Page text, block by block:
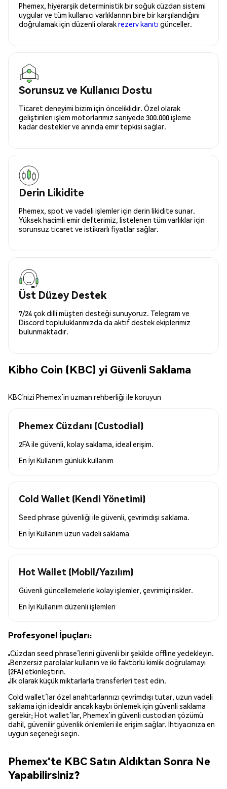
Phemex, hiyerarşik deterministik bir soğuk cüzdan sistemi
uygular ve tüm kullanıcı varlıklarının bire bir karşılandığını
doğrulamak için düzenli olarakrezerv kanıtı günceller.
Sorunsuz ve Kullanıcı Dostu
Ticaret deneyimi bizim için önceliklidir. Özel olarak
geliştirilen işlem motorlarımız saniyede 300.000 işleme
kadar destekler ve anında emir tepkisi sağlar.
Derin Likidite
Phemex, spot ve vadeli işlemler için derin likidite sunar.
Yüksek hacimli emir defterimiz, listelenen tüm varlıklar için
sorunsuz ticaret ve istikrarlı fiyatlar sağlar.
Üst Düzey Destek
7/24 çok dilli müşteri desteği sunuyoruz. Telegram ve
Discord topluluklarımızda da aktif destek ekiplerimiz
bulunmaktadır.
Kibho Coin (KBC) yi Güvenli Saklama
KBC’nizi Phemex’in uzman rehberliği ile koruyun
Phemex Cüzdanı (Custodial)
2FA ile güvenli, kolay saklama, ideal erişim.
En İyi Kullanım günlük kullanım
Cold Wallet (Kendi Yönetimi)
Seed phrase güvenliği ile güvenli, çevrimdışı saklama.
En İyi Kullanım uzun vadeli saklama
Hot Wallet (Mobil/Yazılım)
Güvenli güncellemelerle kolay işlemler, çevrimiçi riskler.
En İyi Kullanım düzenli işlemleri
Profesyonel İpuçları:
Cüzdan seed phrase’lerini güvenli bir şekilde offline yedekleyin.
Benzersiz parolalar kullanın ve iki faktörlü kimlik doğrulamayı
(2FA) etkinleştirin.
İlk olarak küçük miktarlarla transferleri test edin.
Cold wallet’lar özel anahtarlarınızı çevrimdışı tutar, uzun vadeli
saklama için idealdir ancak kaybı önlemek için güvenli saklama
gerekir; Hot wallet’lar, Phemex’in güvenli custodian çözümü
dahil, güvenilir güvenlik önlemleri ile erişim sağlar. İhtiyacınıza en
uygun seçeneği seçin.
Phemex'te KBC Satın Aldıktan Sonra Ne
Yapabilirsiniz?